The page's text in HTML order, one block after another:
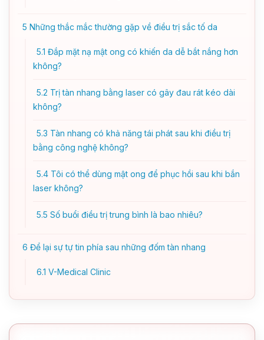
5 Những thắc mắc thường gặp về điều trị sắc tố da
5.1 Đắp mặt nạ mật ong có khiến da dễ bắt nắng hơn
không?
5.2 Trị tàn nhang bằng laser có gây đau rát kéo dài
không?
5.3 Tàn nhang có khả năng tái phát sau khi điều trị
bằng công nghệ không?
5.4 Tôi có thể dùng mật ong để phục hồi sau khi bắn
laser không?
5.5 Số buổi điều trị trung bình là bao nhiêu?
6 Để lại sự tự tin phía sau những đốm tàn nhang
6.1 V-Medical Clinic